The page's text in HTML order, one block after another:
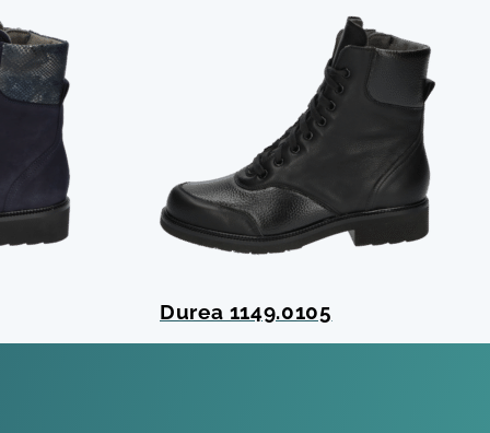
Durea 1149.0105